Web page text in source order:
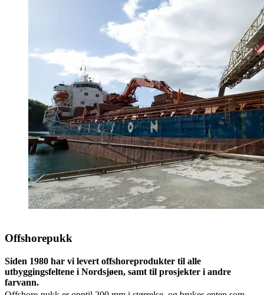
Offshorepukk
Siden 1980 har vi levert offshoreprodukter til alle
utbyggingsfeltene i Nordsjøen, samt til prosjekter i andre
farvann.